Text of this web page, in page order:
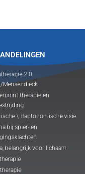
2.0
Mensendieck
therapie en
\ Haptonomische visie
bij spier- en
belangrijk voor lichaam